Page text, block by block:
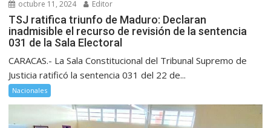
octubre 11, 2024 Editor
TSJ ratifica triunfo de Maduro: Declaran
inadmisible el recurso de revisión de la sentencia
031 de la Sala Electoral
CARACAS.- La Sala Constitucional del Tribunal Supremo de
Justicia ratificó la sentencia 031 del 22 de...
Nacionales